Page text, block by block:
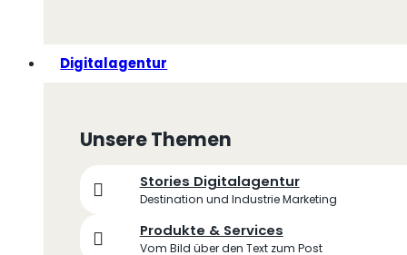
Digitalagentur
Unsere Themen
Stories Digitalagentur
Destination und Industrie Marketing
Produkte & Services
Vom Bild über den Text zum Post